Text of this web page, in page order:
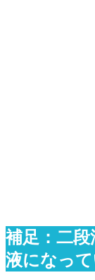
補足：二
液になっ